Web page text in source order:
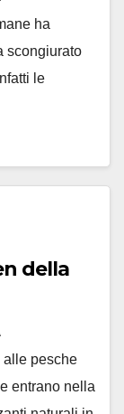
ha
scongiurato
le
della
alle pesche
entrano nella